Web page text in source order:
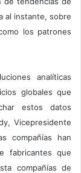
al instante, sobre
los patrones
analíticas
globales que
estos datos
Vicepresidente
compañías han
fabricantes que
compañías de